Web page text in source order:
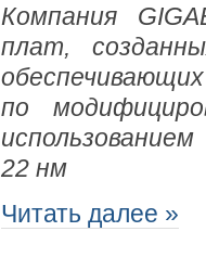
Компания
плат,
по
22 нм
Читать далее »